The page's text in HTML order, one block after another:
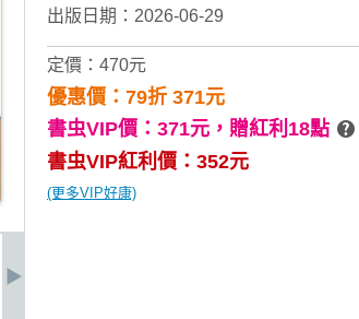
出版日期：2026-06-29
定價：470元
優惠價：79折 371元
書虫VIP價：371元， 贈紅利18點
書虫VIP紅利價：352元
(更多VIP好康)